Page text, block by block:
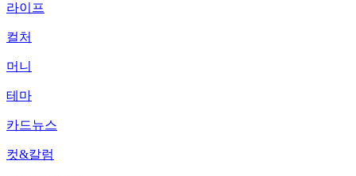
라이프
컬처
머니
테마
카드뉴스
컷&칼럼